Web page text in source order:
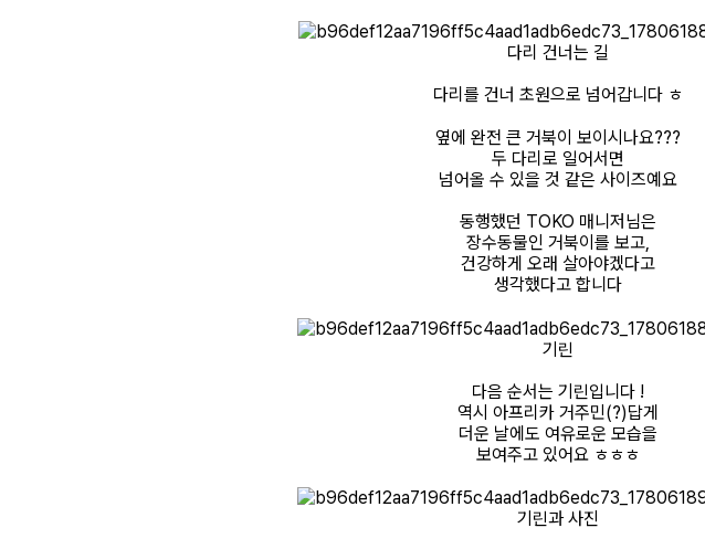
다리 건너는 길
다리를 건너 초원으로 넘어갑니다 ㅎ
옆에 완전 큰 거북이 보이시나요???
두 다리로 일어서면
넘어올 수 있을 것 같은 사이즈예요
동행했던 TOKO 매니저님은
장수동물인 거북이를 보고,
건강하게 오래 살아야겠다고
생각했다고 합니다
기린
다음 순서는 기린입니다 !
역시 아프리카 거주민(?)답게
더운 날에도 여유로운 모습을
보여주고 있어요 ㅎㅎㅎ
기린과 사진